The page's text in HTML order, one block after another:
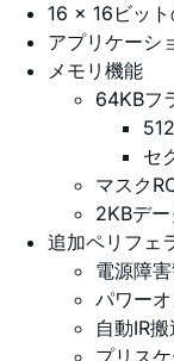
16 x 16ビッ
アプリケーシ
メモリ機能
64KBフ
セ
マスク
2KBデ
追加ペリフェ
電源障
パワー
自動IR